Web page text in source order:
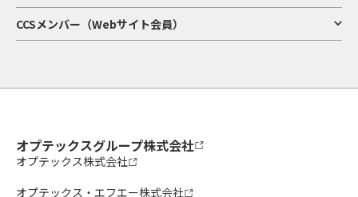
CCSメンバー（Webサイト会員）
オプテックスグループ株式会社
オプテックス株式会社
オプテックス・エフエー株式会社